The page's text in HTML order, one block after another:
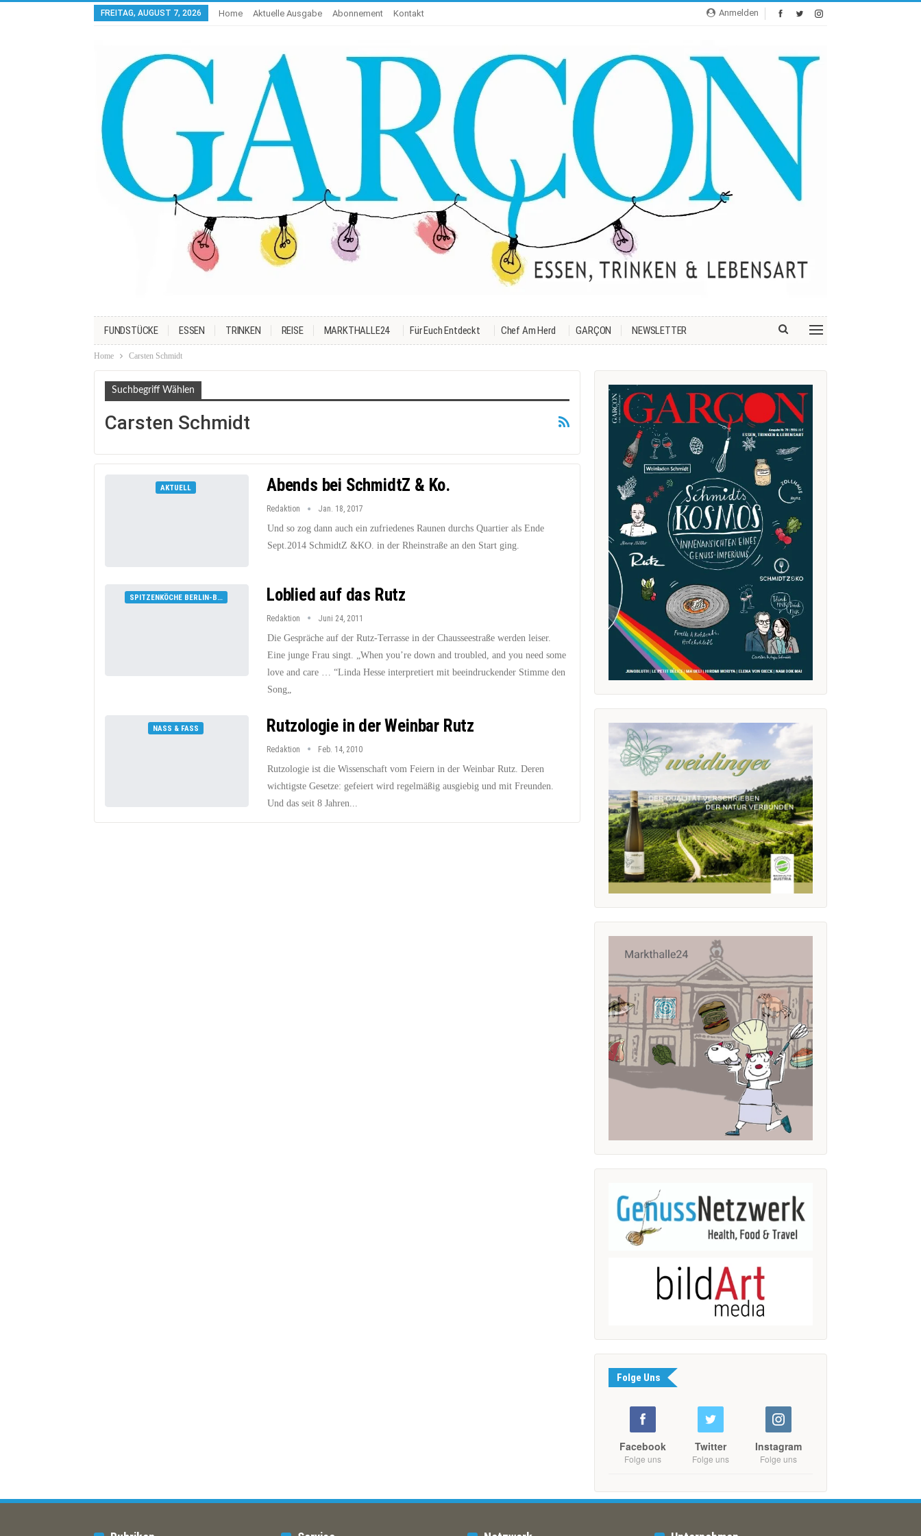
Anmelden
FREITAG, AUGUST 7, 2026 Home Aktuelle Ausgabe Abonnement Kontakt
FUNDSTÜCKE ESSEN TRINKEN REISE MARKTHALLE24 Für Euch Entdeckt Chef Am Herd GARÇON NEWSLETTER
Home Carsten Schmidt
Suchbegriff Wählen
Carsten Schmidt
AKTUELL Abends bei SchmidtZ & Ko.
Redaktion Jan. 18, 2017
Und so zog dann auch ein zufriedenes Raunen durchs Quartier als Ende
Sept.2014 SchmidtZ &KO. in der Rheinstraße an den Start ging.
SPITZENKÖCHE BERLIN-BRANDENBURG Loblied auf das Rutz
Redaktion Juni 24, 2011
Die Gespräche auf der Rutz-Terrasse in der Chausseestraße werden leiser.
Eine junge Frau singt. „When you’re down and troubled, and you need some
love and care … “Linda Hesse interpretiert mit beeindruckender Stimme den
Song„
NASS & FASS Rutzologie in der Weinbar Rutz
Redaktion Feb. 14, 2010
Rutzologie ist die Wissenschaft vom Feiern in der Weinbar Rutz. Deren
wichtigste Gesetze: gefeiert wird regelmäßig ausgiebig und mit Freunden.
Und das seit 8 Jahren...
Folge Uns
Facebook
Folge uns
Twitter
Folge uns
Instagram
Folge uns